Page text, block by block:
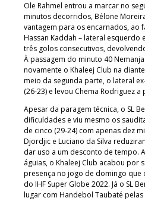
Ole Rahmel entrou a marcar no
minutos decorridos, Bélone
vantagem para os encarnados, ao
Hassan Kaddah – lateral esquerdo
três golos consecutivos,
À passagem do minuto 40
novamente o Khaleej Club na
meio da segunda parte, o lateral
(26-23) e levou Chema Rodriguez a
Apesar da paragem técnica, o SL
dificuldades e viu mesmo os
de cinco (29-24) com apenas dez
Djordjic e Luciano da Silva
dar uso a um desconto de tempo.
águias, o Khaleej Club acabou por
presença no jogo de domingo que
do IHF Super Globe 2022. Já o SL
lugar com Handebol Taubaté